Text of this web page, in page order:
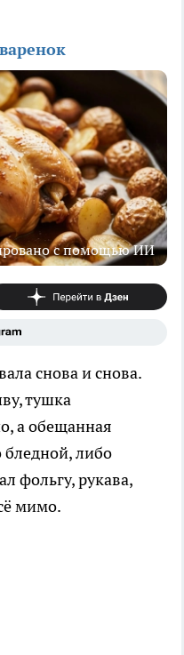
с помощью ИИ
снова и снова.
тушка
а обещанная
бледной, либо
фольгу, рукава,
мимо.